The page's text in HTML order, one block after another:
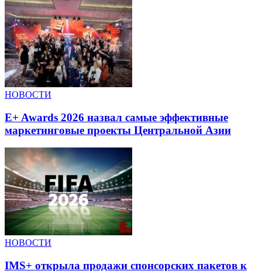
НОВОСТИ
E+ Awards 2026 назвал самые эффективные
маркетинговые проекты Центральной Азии
НОВОСТИ
IMS+ открыла продажи спонсорских пакетов к